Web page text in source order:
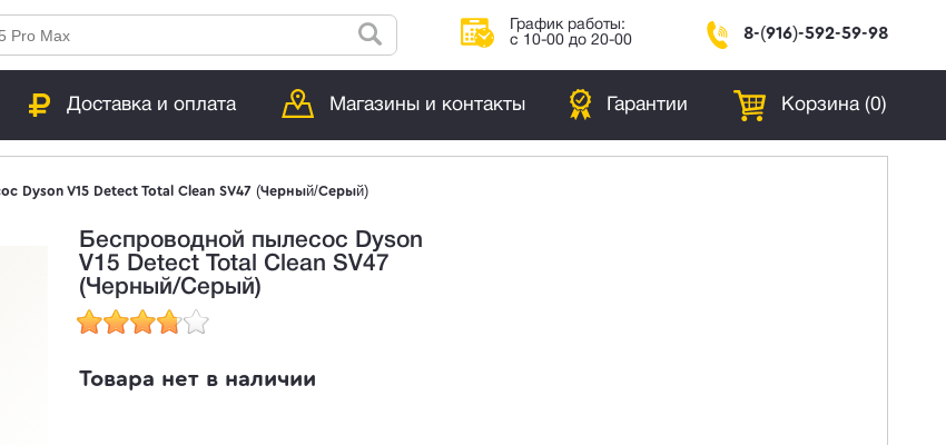
График работы:
с 10-00 до 20-00
8-(916)-592-59-98
Доставка и оплата Магазины и контакты Гарантии Корзина (0)
Dyson V15 Detect Total Clean SV47 (Черный/Серый)
Беспроводной пылесос Dyson
V15 Detect Total Clean SV47
(Черный/Серый)
Товара нет в наличии